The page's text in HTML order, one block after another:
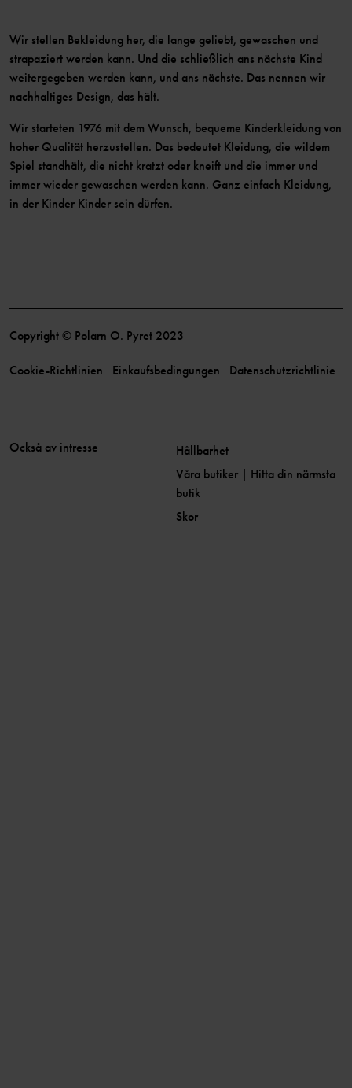
Wir stellen Bekleidung her, die lange geliebt, gewaschen und
strapaziert werden kann. Und die schließlich ans nächste Kind
weitergegeben werden kann, und ans nächste. Das nennen wir
nachhaltiges Design, das hält.
Wir starteten 1976 mit dem Wunsch, bequeme Kinderkleidung von
hoher Qualität herzustellen. Das bedeutet Kleidung, die wildem
Spiel standhält, die nicht kratzt oder kneift und die immer und
immer wieder gewaschen werden kann. Ganz einfach Kleidung,
in der Kinder Kinder sein dürfen.
Copyright © Polarn O. Pyret 2023
Cookie-Richtlinien Einkaufsbedingungen Datenschutzrichtlinie
Också av intresse
Hållbarhet
Våra butiker | Hitta din närmsta
butik
Skor